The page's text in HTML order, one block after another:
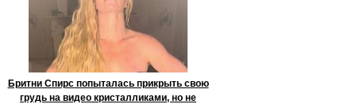
Бритни Спирс попыталась прикрыть свою
грудь на видео кристалликами, но не